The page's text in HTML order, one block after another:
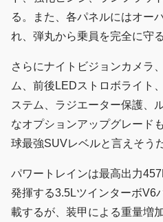
る。また、各パネルにはオー
れ、弾丸から乗員を完全に守る
さらにナイトビジョンカメラ
ム、前後LEDストロボライト
ステム、ラジエーター保護、
なオプションアップグレード
球最強SUVレベルと言えそうだ
パワートレインは最高出力
発揮する3.5LツインターボV6
載するが、装甲による重量増